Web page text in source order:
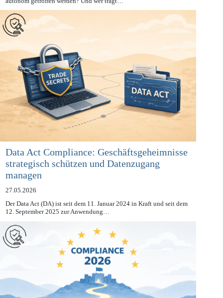
zunehmend von KI-Systemen vorbereitet, priorisiert oder sogar
autonom getroffen werden? Und wer trägt…
Data Act Compliance: Geschäftsgeheimnisse
strategisch schützen und Datenzugang
managen
27.05.2026
Der Data Act (DA) ist seit dem 11. Januar 2024 in Kraft und seit dem